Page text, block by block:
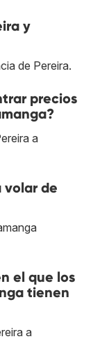
y
de Pereira.
precios
a
volar de
el que los
tienen
a